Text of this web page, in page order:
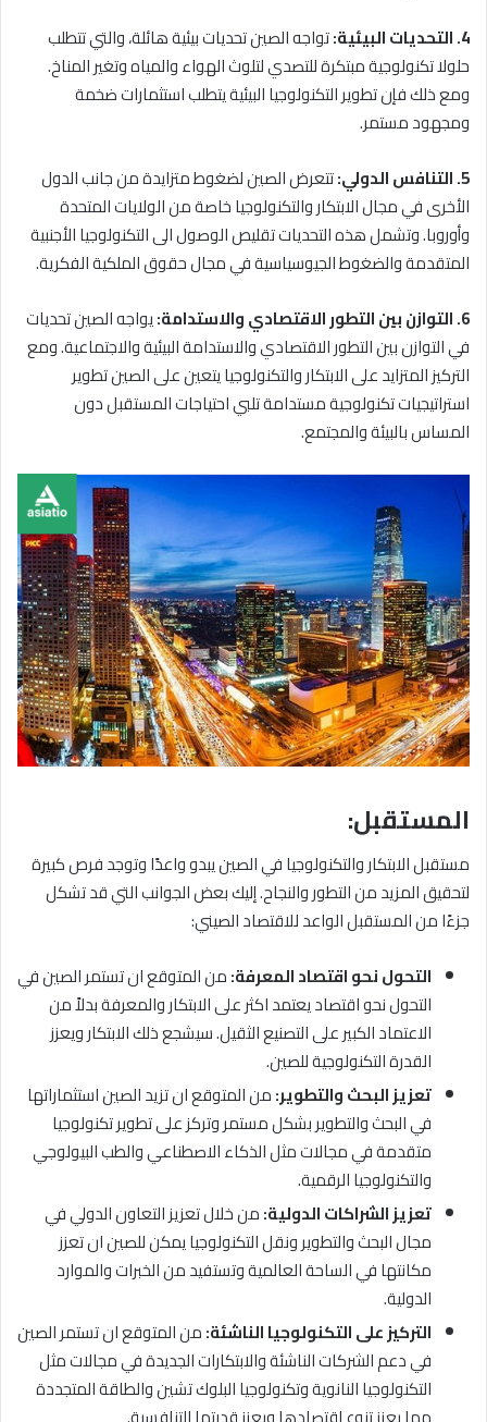
4. التحديات البيئية:
تواجه الصين تحديات بيئية هائلة، والتي تتطلب
حلولا تكنولوجية مبتكرة للتصدي لتلوث الهواء والمياه وتغير المناخ.
ومع ذلك فإن تطوير التكنولوجيا البيئية يتطلب استثمارات ضخمة
ومجهود مستمر.
5. التنافس الدولي:
تتعرض الصين لضغوط متزايدة من جانب الدول
الأخرى في مجال الابتكار والتكنولوجيا خاصة من الولايات المتحدة
وأوروبا. وتشمل هذه التحديات تقليص الوصول الى التكنولوجيا الأجنبية
المتقدمة والضغوط الجيوسياسية في مجال حقوق الملكية الفكرية.
6. التوازن بين التطور الاقتصادي والاستدامة:
يواجه الصين تحديات
في التوازن بين التطور الاقتصادي والاستدامة البيئية والاجتماعية. ومع
التركيز المتزايد على الابتكار والتكنولوجيا يتعين على الصين تطوير
استراتيجيات تكنولوجية مستدامة تلبي احتياجات المستقبل دون
المساس بالبيئة والمجتمع.
المستقبل:
مستقبل الابتكار والتكنولوجيا في الصين يبدو واعدًا وتوجد فرص كبيرة
لتحقيق المزيد من التطور والنجاح. إليك بعض الجوانب التي قد تشكل
جزءًا من المستقبل الواعد للاقتصاد الصيني:
التحول نحو اقتصاد المعرفة:من المتوقع ان تستمر الصين في
التحول نحو اقتصاد يعتمد اكثر على الابتكار والمعرفة بدلاً من
الاعتماد الكبير على التصنيع الثقيل. سيشجع ذلك الابتكار ويعزز
القدرة التكنولوجية للصين.
تعزيز البحث والتطوير:من المتوقع ان تزيد الصين استثماراتها
في البحث والتطوير بشكل مستمر وتركز على تطوير تكنولوجيا
متقدمة في مجالات مثل الذكاء الاصطناعي والطب البيولوجي
والتكنولوجيا الرقمية.
تعزيز الشراكات الدولية:من خلال تعزيز التعاون الدولي في
مجال البحث والتطوير ونقل التكنولوجيا يمكن للصين ان تعزز
مكانتها في الساحة العالمية وتستفيد من الخبرات والموارد
الدولية.
التركيز على التكنولوجيا الناشئة:من المتوقع ان تستمر الصين
في دعم الشركات الناشئة والابتكارات الجديدة في مجالات مثل
التكنولوجيا النانوية وتكنولوجيا البلوك تشين والطاقة المتجددة